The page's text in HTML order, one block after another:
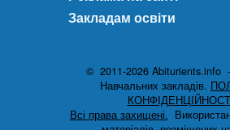
Закладам освіти
© 2011-2026 Abiturients.info
Навчальних закладів.
Всі права захищені.